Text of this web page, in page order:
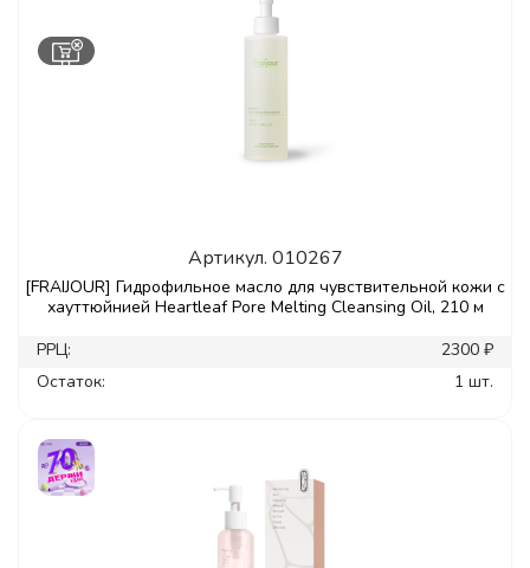
Артикул. 010267
[FRAIJOUR] Гидрофильное масло для чувствительной кожи с
хауттюйнией Heartleaf Pore Melting Cleansing Oil, 210 м
РРЦ:
2300 ₽
Остаток:
1 шт.